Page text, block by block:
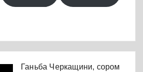
Ганьба Черкащини, сором